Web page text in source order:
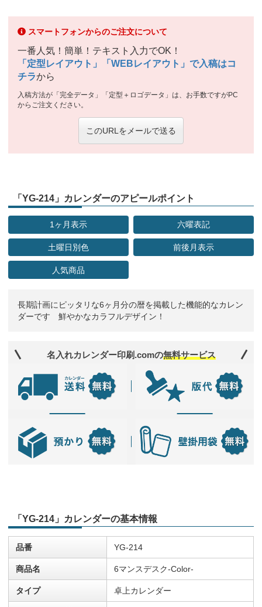
スマートフォンからのご注文について
一番人気！簡単！テキスト入力でOK！
「定型レイアウト」「WEBレイアウト」で入稿はコ
チラから
入稿方法が「完全データ」「定型＋ロゴデータ」は、お手数ですがPC
からご注文ください。
このURLをメールで送る
「YG-214」カレンダーのアピールポイント
1ヶ月表示 六曜表記
土曜日別色 前後月表示
人気商品
長期計画にピッタリな6ヶ月分の暦を掲載した機能的なカレン
ダーです 鮮やかなカラフルデザイン！
名入れカレンダー印刷.comの無料サービス
「YG-214」カレンダーの基本情報
品番 YG-214
商品名 6マンスデスク-Color-
タイプ 卓上カレンダー